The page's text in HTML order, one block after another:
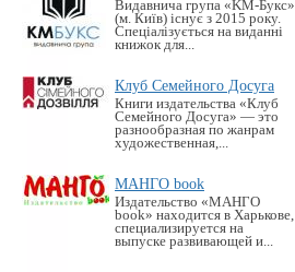
Видавнича група «KM-Букс»
(м. Київ) існує з 2015 року.
Спеціалізується на виданні
книжок для...
Клуб Семейного Досуга
Книги издательства «Клуб
Семейного Досуга» — это
разнообразная по жанрам
художественная,...
МАНГО book
Издательство «MАНГО
book» находится в Харькове,
специализируется на
выпуске развивающей и...